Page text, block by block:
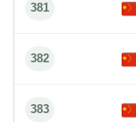
381
382
383